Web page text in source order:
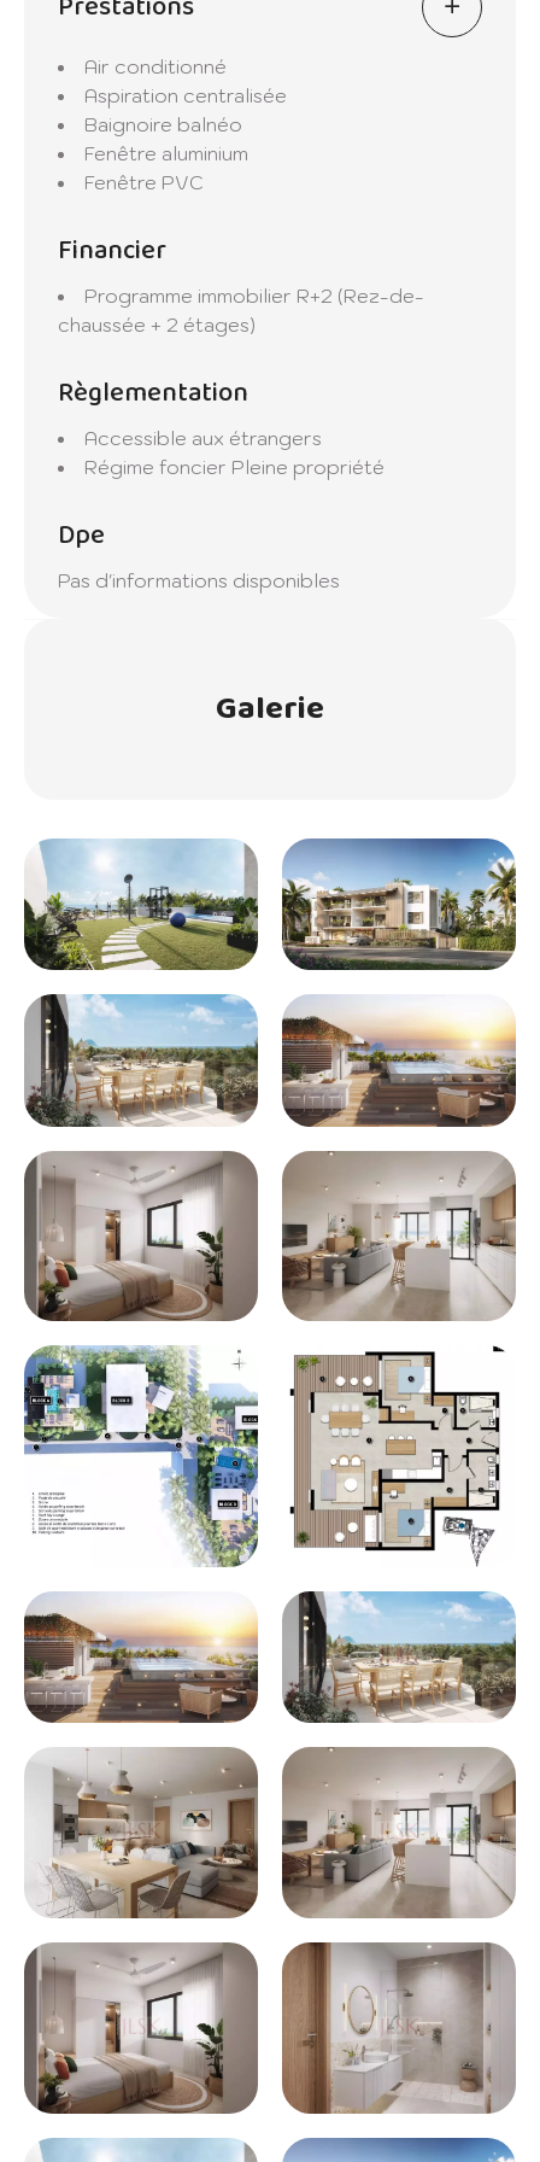
Air conditionné
Aspiration centralisée
Baignoire balnéo
Fenêtre aluminium
Fenêtre PVC
Financier
Programme immobilier R+2 (Rez-de-
chaussée + 2 étages)
Règlementation
Accessible aux étrangers
Régime foncier Pleine propriété
Dpe
Pas d'informations disponibles
Galerie